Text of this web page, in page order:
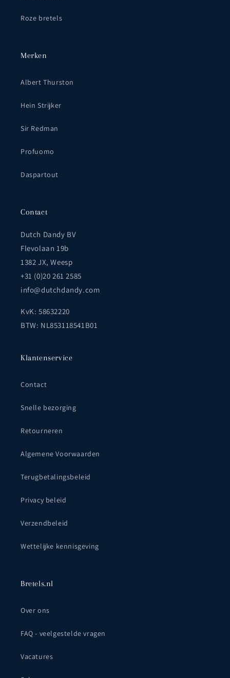
Roze bretels
Merken
Albert Thurston
Hein Strijker
Sir Redman
Profuomo
Daspartout
Contact
Dutch Dandy BV
Flevolaan 19b
1382 JX, Weesp
+31 (0)20 261 2585
info@dutchdandy.com
KvK: 58632220
BTW: NL853118541B01
Klantenservice
Contact
Snelle bezorging
Retourneren
Algemene Voorwaarden
Terugbetalingsbeleid
Privacy beleid
Verzendbeleid
Wettelijke kennisgeving
Bretels.nl
Over ons
FAQ - veelgestelde vragen
Vacatures